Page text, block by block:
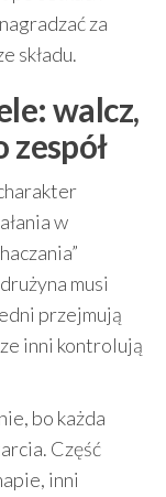
za
składu.
walcz,
w
musi
przejmują
inni kontrolują
bo każda
Część
inni